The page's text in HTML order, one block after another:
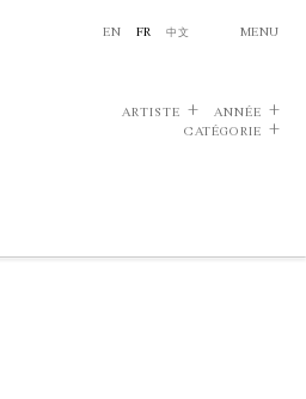
EN FR 中文 MENU
ARTISTE
ANNÉE
CATÉGORIE